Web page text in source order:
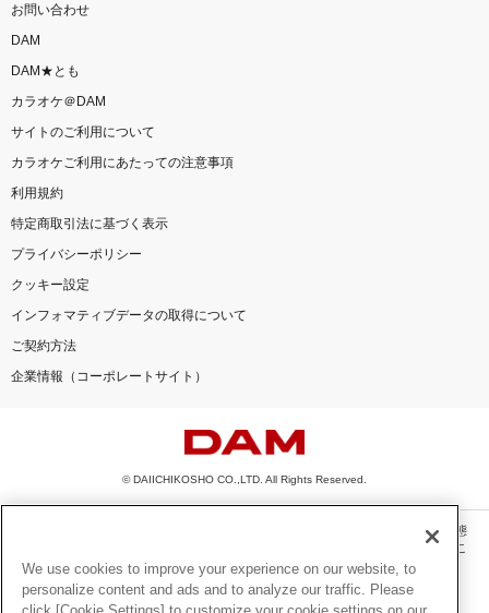
お問い合わせ
DAM
DAM★とも
カラオケ＠DAM
サイトのご利用について
カラオケご利用にあたっての注意事項
利用規約
特定商取引法に基づく表示
プライバシーポリシー
クッキー設定
インフォマティブデータの取得について
ご契約方法
企業情報（コーポレートサイト）
© DAIICHIKOSHO CO.,LTD. All Rights Reserved.
このサイトに掲載されている一切の文章・画像・写真・動画・音声等を、手段や形態
を問わず、著作権法の定める範囲を超えて無断で複製、転載、ファイル化などするこ
とを禁じます。
楽曲及びコンテンツは、機種によりご利用いただけない場合があります。
We use cookies to improve your experience on our website, to
personalize content and ads and to analyze our traffic. Please